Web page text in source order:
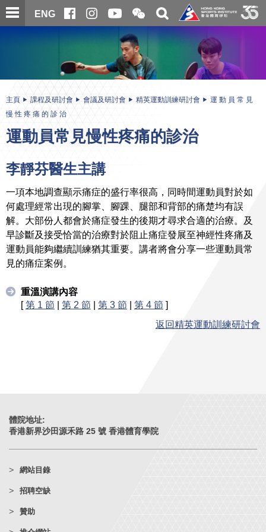
跳
至
ENG
開
合
信
二
維
碼
關
搜
主頁 課程及研討會 會議及研討會 精英運動訓練研討會
運 動 員 常 見
慢 性 疼 痛 的 診 治
運動員常見慢性疼痛的診治
李靜芬醫生主講
一項本地調查顯示痛症的盛行率很高，同時間運動員對於如
何處理經常出現的腳掌、腳踝、腿部和背部的痛楚均有誤
解。大部份人都會於痛症發生的後期才尋求合適的治療。及
早診斷及接受恰當的治療對於阻止痛症發展至神經性疼痛及
運動員能夠繼續訓練猶其重要。講者將會分享一些運動員常
見的痛症案例。
重溫演講內容
[第 1 節 | 第 2 節 | 第 3 節 | 第 4 節 ]
返回精英運動訓練研討會
體院地址:
香港新界沙田源禾路 25 號 香港體育學院
網站目錄
招聘空缺
贊助